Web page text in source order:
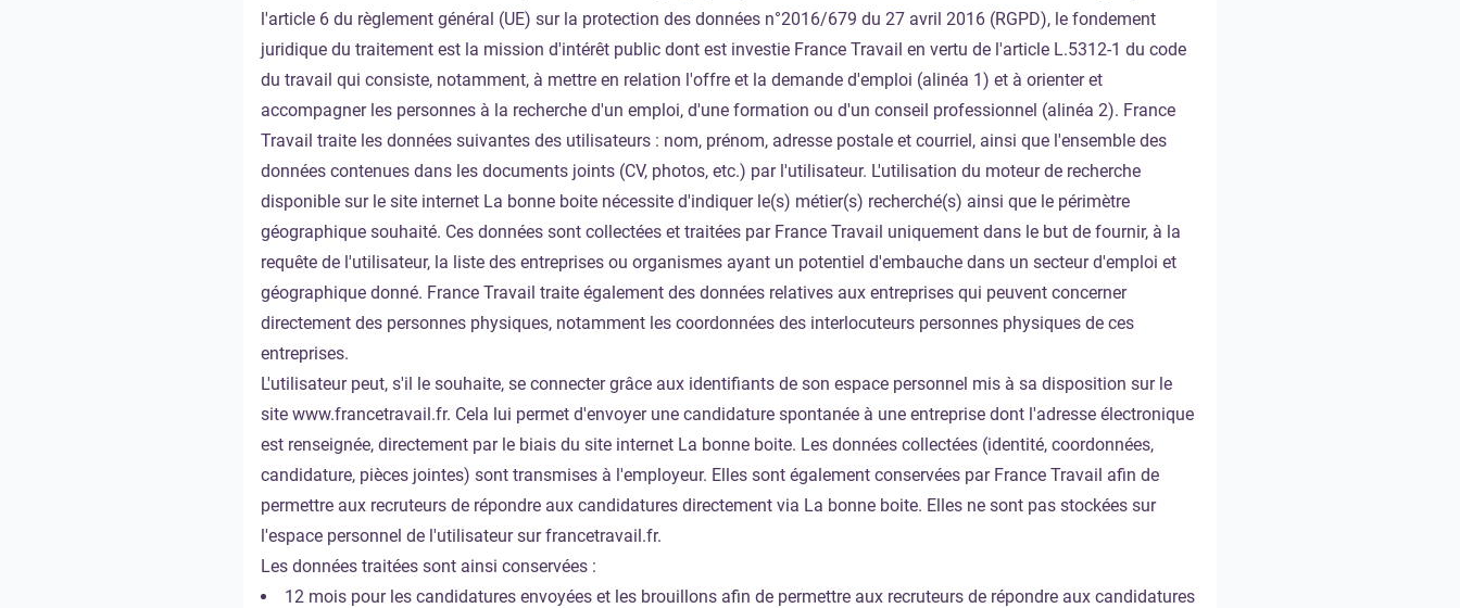
l'article 6 du règlement général (UE) sur la protection des données n°2016/679 du 27 avril 2016 (RGPD), le fondement
juridique du traitement est la mission d'intérêt public dont est investie France Travail en vertu de l'article L.5312-1 du code
du travail qui consiste, notamment, à mettre en relation l'offre et la demande d'emploi (alinéa 1) et à orienter et
accompagner les personnes à la recherche d'un emploi, d'une formation ou d'un conseil professionnel (alinéa 2). France
Travail traite les données suivantes des utilisateurs : nom, prénom, adresse postale et courriel, ainsi que l'ensemble des
données contenues dans les documents joints (CV, photos, etc.) par l'utilisateur. L'utilisation du moteur de recherche
disponible sur le site internet La bonne boite nécessite d'indiquer le(s) métier(s) recherché(s) ainsi que le périmètre
géographique souhaité. Ces données sont collectées et traitées par France Travail uniquement dans le but de fournir, à la
requête de l'utilisateur, la liste des entreprises ou organismes ayant un potentiel d'embauche dans un secteur d'emploi et
géographique donné. France Travail traite également des données relatives aux entreprises qui peuvent concerner
directement des personnes physiques, notamment les coordonnées des interlocuteurs personnes physiques de ces
entreprises.
L'utilisateur peut, s'il le souhaite, se connecter grâce aux identifiants de son espace personnel mis à sa disposition sur le
site www.francetravail.fr. Cela lui permet d'envoyer une candidature spontanée à une entreprise dont l'adresse électronique
est renseignée, directement par le biais du site internet La bonne boite. Les données collectées (identité, coordonnées,
candidature, pièces jointes) sont transmises à l'employeur. Elles sont également conservées par France Travail afin de
permettre aux recruteurs de répondre aux candidatures directement via La bonne boite. Elles ne sont pas stockées sur
l'espace personnel de l'utilisateur sur francetravail.fr.
Les données traitées sont ainsi conservées :
12 mois pour les candidatures envoyées et les brouillons afin de permettre aux recruteurs de répondre aux candidatures